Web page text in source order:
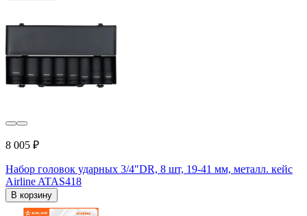
8 005 ₽
Набор головок ударных 3/4"DR, 8 шт, 19-41 мм, металл. кейс
Airline ATAS418
В корзину